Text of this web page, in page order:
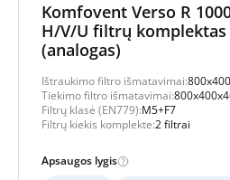
Komfovent Verso R
H/V/U filtrų komplektas
(analogas)
Ištraukimo filtro išmatavimai:
Tiekimo filtro išmatavimai:
Filtrų klasė (EN779):M5+F7
Filtrų kiekis komplekte:2 filtrai
Apsaugos lygis